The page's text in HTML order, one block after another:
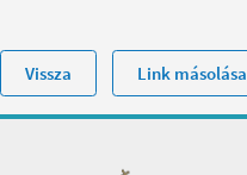
Vissza Link másolása